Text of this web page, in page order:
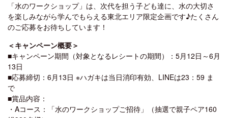
「水のワークショップ」は、次代を担う子ども達に、水の大切さ
を楽しみながら学んでもらえる東北エリア限定企画です♪たくさん
のご応募をお待ちしています！
＜キャンペーン概要＞
■キャンペーン期間（対象となるレシートの期間）：5月12日～6月
13日
■応募締切：6月13日 ※ハガキは当日消印有効、LINEは23：59 ま
で
■賞品内容：
・Aコース：「水のワークショップご招待」（抽選で親子ペア160